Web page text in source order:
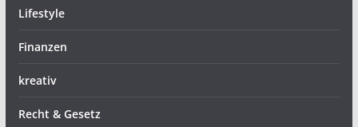
Lifestyle
Finanzen
kreativ
Recht & Gesetz